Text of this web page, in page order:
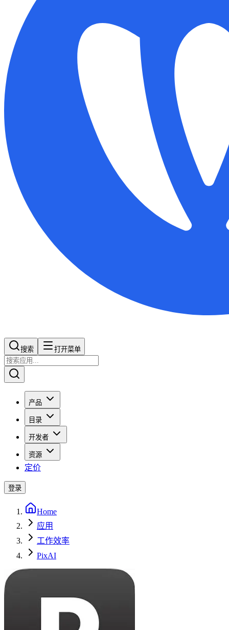
搜索​​​​ 打开菜单
产品
目录
开发者
资源
定价
登录
Home
应用
工作效率
PixAI